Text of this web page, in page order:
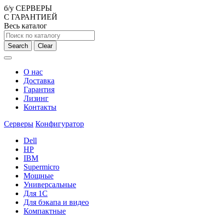
б/у СЕРВЕРЫ
С ГАРАНТИЕЙ
Весь каталог
Search Clear
О нас
Доставка
Гарантия
Лизинг
Контакты
Серверы Конфигуратор
Dell
HP
IBM
Supermicro
Мощные
Универсальные
Для 1С
Для бэкапа и видео
Компактные